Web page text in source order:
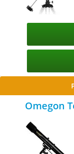
Omegon